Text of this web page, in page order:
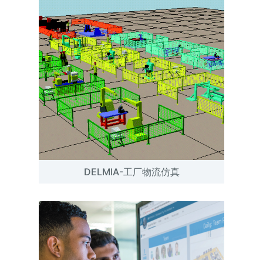
DELMIA-工厂物流仿真